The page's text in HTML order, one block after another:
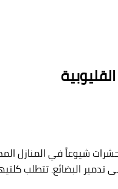
شيوعاً في المنازل
تدمير البضائع. تتطلب